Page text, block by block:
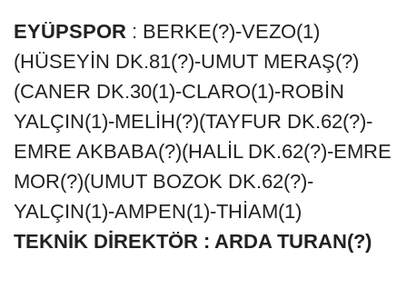
EYÜPSPOR : BERKE(?)-VEZO(1)
(HÜSEYİN DK.81(?)-UMUT MERAŞ(?)
(CANER DK.30(1)-CLARO(1)-ROBİN
YALÇIN(1)-MELİH(?)(TAYFUR DK.62(?)-
EMRE AKBABA(?)(HALİL DK.62(?)-EMRE
MOR(?)(UMUT BOZOK DK.62(?)-
YALÇIN(1)-AMPEN(1)-THİAM(1)
TEKNİK DİREKTÖR : ARDA TURAN(?)